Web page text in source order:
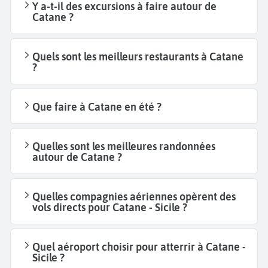
Y a-t-il des excursions à faire autour de
Catane ?
Quels sont les meilleurs restaurants à Catane
?
Que faire à Catane en été ?
Quelles sont les meilleures randonnées
autour de Catane ?
Quelles compagnies aériennes opèrent des
vols directs pour Catane - Sicile ?
Quel aéroport choisir pour atterrir à Catane -
Sicile ?